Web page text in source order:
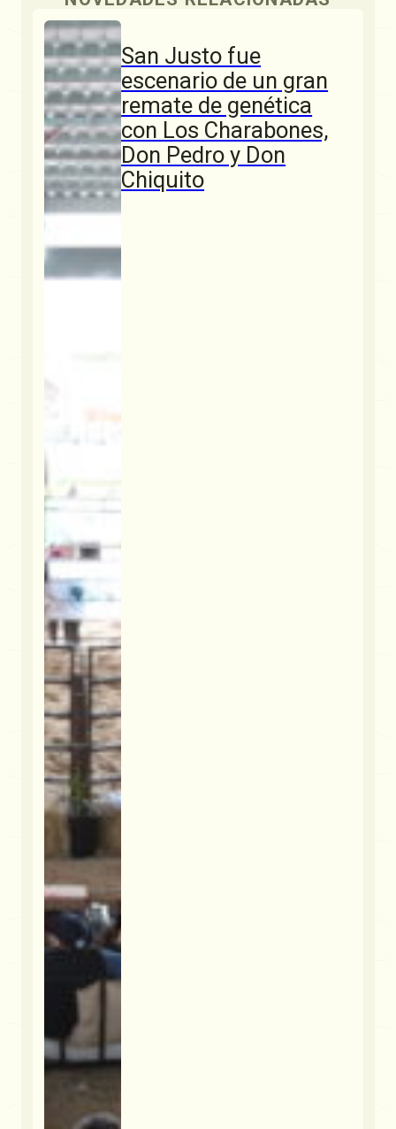
San Justo fue
escenario de un gran
remate de genética
con Los Charabones,
Don Pedro y Don
Chiquito